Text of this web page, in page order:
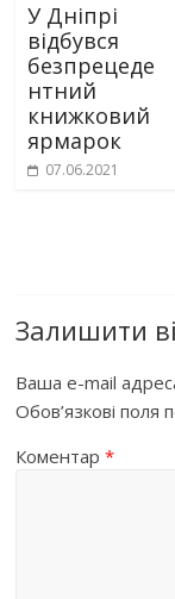
У Дніпрі
відбувся
безпрецеде
нтний
книжковий
ярмарок
07.06.2021
Залишити
Ваша e-mail
Обов’язкові поля
Коментар*